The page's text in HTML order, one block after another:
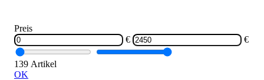
Preis
€
€
139 Artikel
OK
Hallenhockey-Tornetze
149,95 €